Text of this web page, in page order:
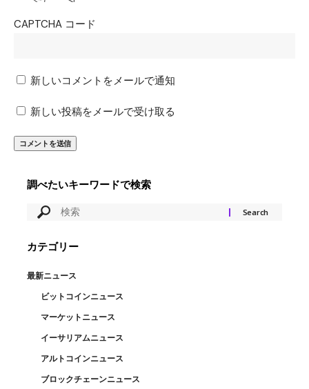
CAPTCHA コード
新しいコメントをメールで通知
新しい投稿をメールで受け取る
調べたいキーワードで検索
カテゴリー
最新ニュース
ビットコインニュース
マーケットニュース
イーサリアムニュース
アルトコインニュース
ブロックチェーンニュース